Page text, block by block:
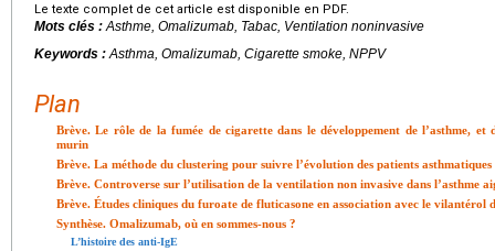
Le texte complet de cet article est disponible en PDF.
Mots clés : Asthme, Omalizumab, Tabac, Ventilation noninvasive
Keywords : Asthma, Omalizumab, Cigarette smoke, NPPV
Plan
Brève. Le rôle de la fumée de cigarette dans le développement de l’asthme, et
murin
Brève. La méthode du clustering pour suivre l’évolution des patients asthmatiques
Brève. Controverse sur l’utilisation de la ventilation non invasive dans l’asthme
Brève. Études cliniques du furoate de fluticasone en association avec le
Synthèse. Omalizumab, où en sommes-nous ?
L’histoire des anti-IgE